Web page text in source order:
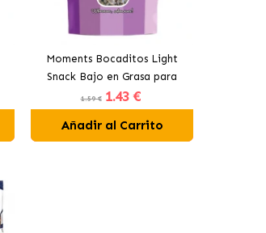
Moments Bocaditos Light
Snack Bajo en Grasa para
Perros
1.59 € 1.43 €
Añadir al Carrito